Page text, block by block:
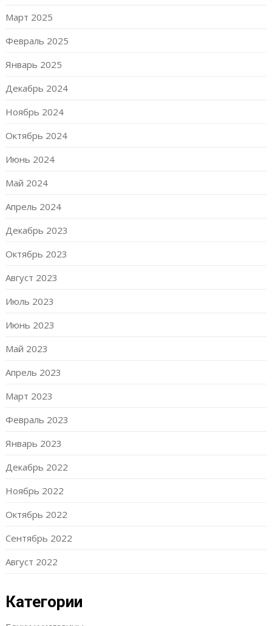
Март 2025
Февраль 2025
Январь 2025
Декабрь 2024
Ноябрь 2024
Октябрь 2024
Июнь 2024
Май 2024
Апрель 2024
Декабрь 2023
Октябрь 2023
Август 2023
Июль 2023
Июнь 2023
Май 2023
Апрель 2023
Март 2023
Февраль 2023
Январь 2023
Декабрь 2022
Ноябрь 2022
Октябрь 2022
Сентябрь 2022
Август 2022
Категории